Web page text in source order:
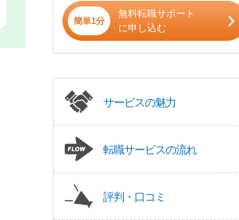
簡単1分
無料転職サポート
に申し込む
サービスの魅力
転職サービスの流れ
評判・口コミ